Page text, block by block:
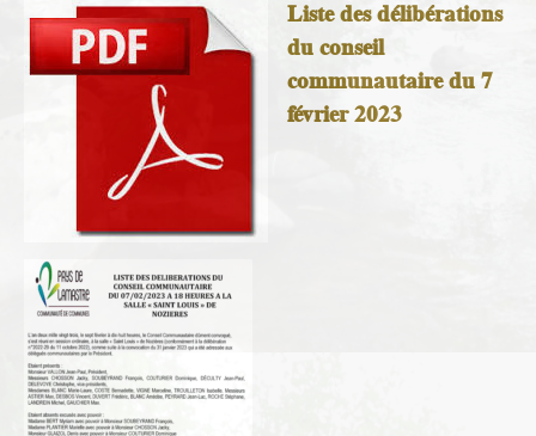
Liste des délibérations
du conseil
communautaire du7
février 2023